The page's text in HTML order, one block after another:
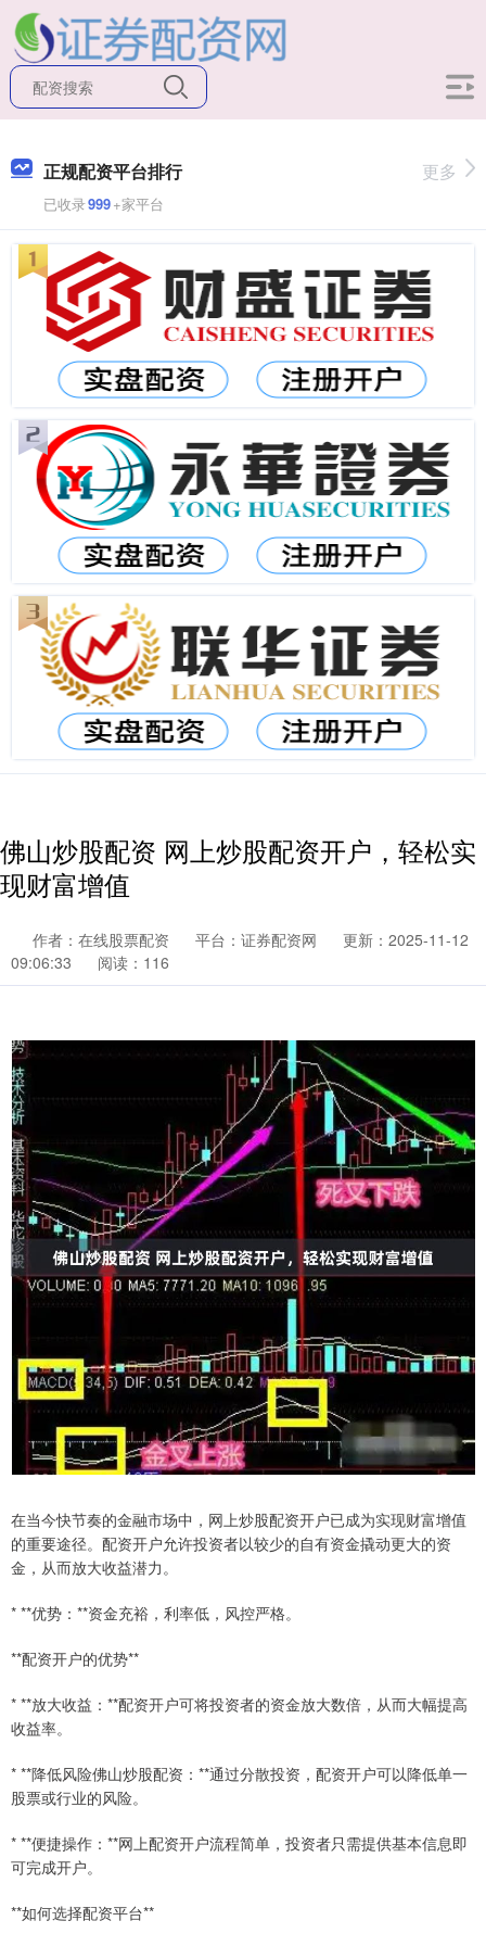
正规配资平台排行
已收录999+家平台
更多
佛山炒股配资 网上炒股配资开户，轻松实
现财富增值
作者：在线股票配资 平台：证券配资网
更新：2025-11-12
09:06:33
阅读：116
在当今快节奏的金融市场中，网上炒股配资开户已成为实现财富增值
的重要途径。配资开户允许投资者以较少的自有资金撬动更大的资
金，从而放大收益潜力。
* **优势：**资金充裕，利率低，风控严格。
**配资开户的优势**
* **放大收益：**配资开户可将投资者的资金放大数倍，从而大幅提高
收益率。
* **降低风险佛山炒股配资：**通过分散投资，配资开户可以降低单一
股票或行业的风险。
* **便捷操作：**网上配资开户流程简单，投资者只需提供基本信息即
可完成开户。
**如何选择配资平台**